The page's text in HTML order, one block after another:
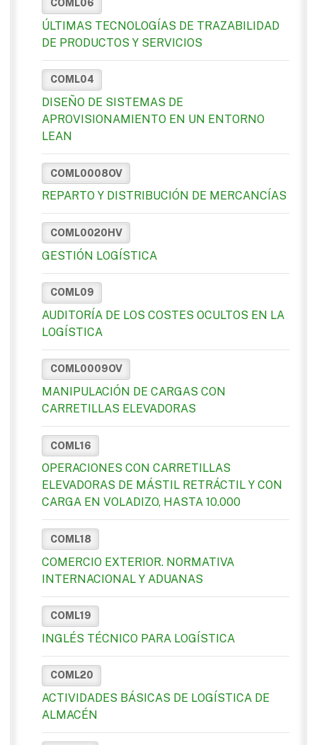
COML06
ÚLTIMAS TECNOLOGÍAS DE TRAZABILIDAD
DE PRODUCTOS Y SERVICIOS
COML04
DISEÑO DE SISTEMAS DE
APROVISIONAMIENTO EN UN ENTORNO
LEAN
COML0008OV
REPARTO Y DISTRIBUCIÓN DE MERCANCÍAS
COML0020HV
GESTIÓN LOGÍSTICA
COML09
AUDITORÍA DE LOS COSTES OCULTOS EN LA
LOGÍSTICA
COML0009OV
MANIPULACIÓN DE CARGAS CON
CARRETILLAS ELEVADORAS
COML16
OPERACIONES CON CARRETILLAS
ELEVADORAS DE MÁSTIL RETRÁCTIL Y CON
CARGA EN VOLADIZO, HASTA 10.000
COML18
COMERCIO EXTERIOR. NORMATIVA
INTERNACIONAL Y ADUANAS
COML19
INGLÉS TÉCNICO PARA LOGÍSTICA
COML20
ACTIVIDADES BÁSICAS DE LOGÍSTICA DE
ALMACÉN